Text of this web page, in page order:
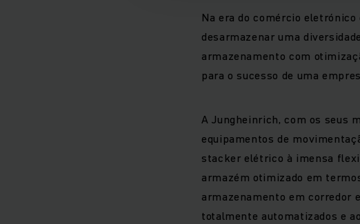
Na era do comércio
desarmazenar uma
armazenamento com
para o sucesso de uma
A Jungheinrich, com os seus
equipamentos de
stacker elétrico à imensa
armazém otimizado em
armazenamento em corredor
totalmente automatizados e